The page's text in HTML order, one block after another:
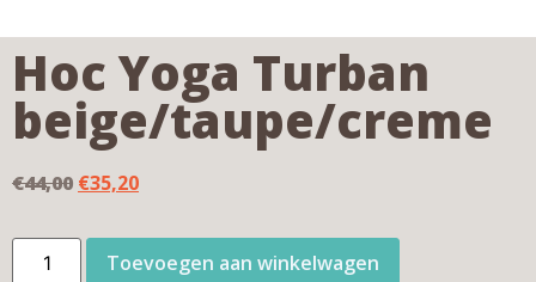
Hoc Yoga Turban
beige/taupe/creme
€44,00 €35,20
Toevoegen aan winkelwagen